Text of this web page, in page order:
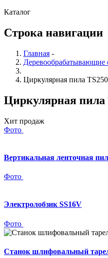
Каталог
Строка навигации
Главная -
Деревообрабатывающие
Циркулярная пила
Циркулярная пила
Хит продаж
Фото
Вертикальная ленточная
Фото
Электролобзик SS16V
Фото
Станок шлифовальный